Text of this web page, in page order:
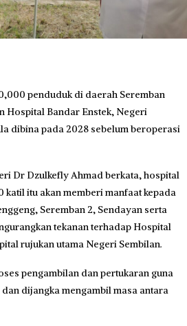
penduduk di daerah Seremban
Hospital Bandar Enstek, Negeri
dibina pada 2028 sebelum beroperasi
Dr Dzulkefly Ahmad berkata, hospital
itu akan memberi manfaat kepada
Seremban 2, Sendayan serta
tekanan terhadap Hospital
rujukan utama Negeri Sembilan.
pengambilan dan pertukaran guna
dijangka mengambil masa antara